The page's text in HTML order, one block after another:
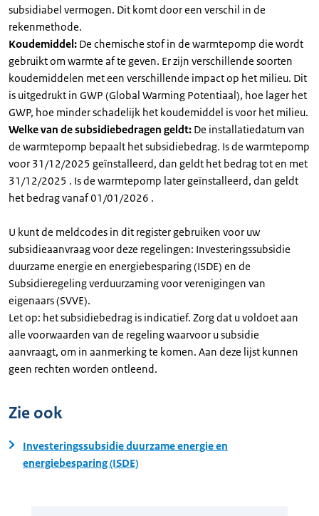
subsidiabel vermogen. Dit komt door een verschil in de
rekenmethode.
Koudemiddel: De chemische stof in de warmtepomp die wordt
gebruikt om warmte af te geven. Er zijn verschillende soorten
koudemiddelen met een verschillende impact op het milieu. Dit
is uitgedrukt in GWP (Global Warming Potentiaal), hoe lager het
GWP, hoe minder schadelijk het koudemiddel is voor het milieu.
Welke van de subsidiebedragen geldt: De installatiedatum van
de warmtepomp bepaalt het subsidiebedrag. Is de warmtepomp
voor 31/12/2025 geïnstalleerd, dan geldt het bedrag tot en met
31/12/2025 . Is de warmtepomp later geïnstalleerd, dan geldt
het bedrag vanaf 01/01/2026 .
U kunt de meldcodes in dit register gebruiken voor uw
subsidieaanvraag voor deze regelingen: Investeringssubsidie
duurzame energie en energiebesparing (ISDE) en de
Subsidieregeling verduurzaming voor verenigingen van
eigenaars (SVVE).
Let op: het subsidiebedrag is indicatief. Zorg dat u voldoet aan
alle voorwaarden van de regeling waarvoor u subsidie
aanvraagt, om in aanmerking te komen. Aan deze lijst kunnen
geen rechten worden ontleend.
Zie ook
Investeringssubsidie duurzame energie en
energiebesparing (ISDE)